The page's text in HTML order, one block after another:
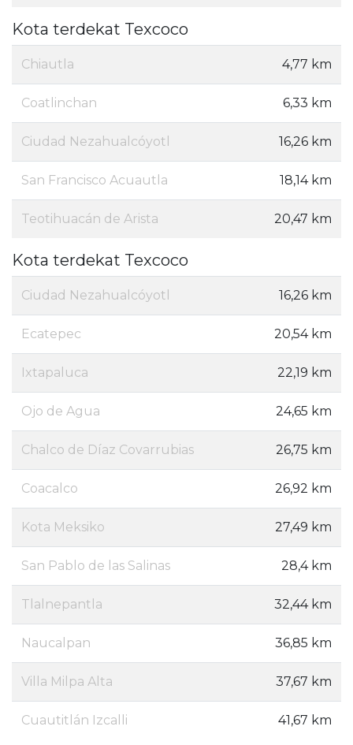
Kota terdekat Texcoco
Chiautla 4,77 km
Coatlinchan 6,33 km
Ciudad Nezahualcóyotl 16,26 km
San Francisco Acuautla 18,14 km
Teotihuacán de Arista 20,47 km
Kota terdekat Texcoco
Ciudad Nezahualcóyotl 16,26 km
Ecatepec 20,54 km
Ixtapaluca 22,19 km
Ojo de Agua 24,65 km
Chalco de Díaz Covarrubias 26,75 km
Coacalco 26,92 km
Kota Meksiko 27,49 km
San Pablo de las Salinas 28,4 km
Tlalnepantla 32,44 km
Naucalpan 36,85 km
Villa Milpa Alta 37,67 km
Cuautitlán Izcalli 41,67 km